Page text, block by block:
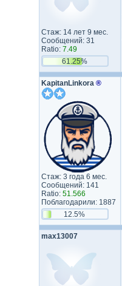
Стаж: 14 лет 9 мес.
Сообщений: 31
Ratio: 7.49
61.25%
KapitanLinkora ®
Стаж: 3 года 6 мес.
Сообщений: 141
Ratio: 51.566
Поблагодарили: 1887
12.5%
max13007